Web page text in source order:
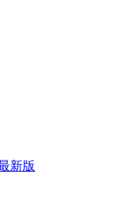
新版